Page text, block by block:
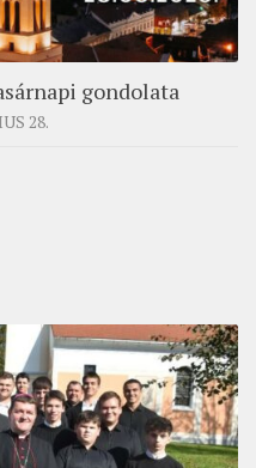
gondolata
28.